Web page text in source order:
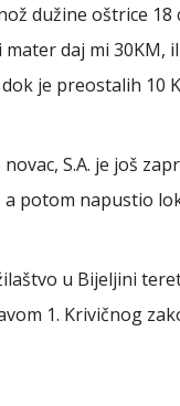
dužine oštrice
daj mi 30KM,
je preostalih 10
S.A. je još
a potom napustio
u Bijeljini
1. Krivičnog